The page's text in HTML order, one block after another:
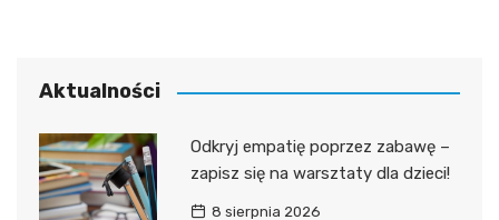
Aktualności
Odkryj empatię poprzez zabawę –
zapisz się na warsztaty dla dzieci!
8 sierpnia 2026